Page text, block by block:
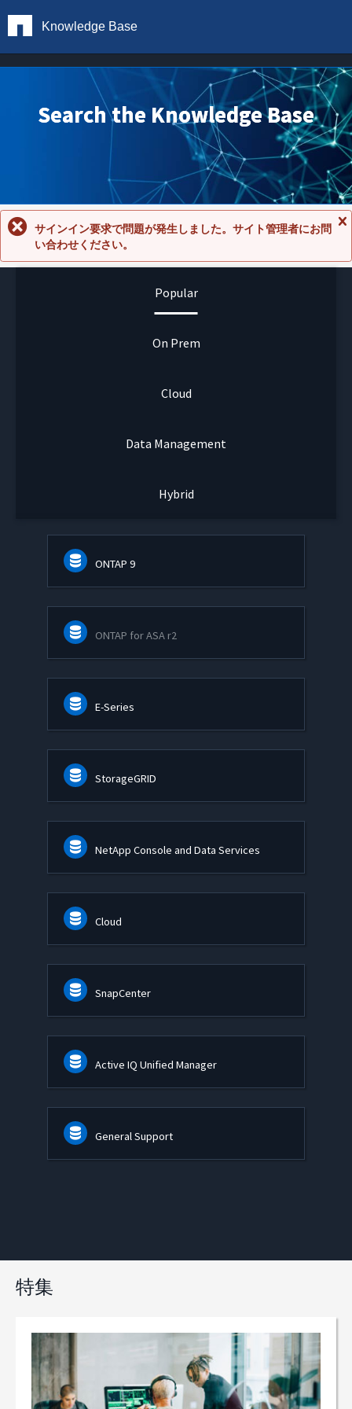
Knowledge Base
Search the Knowledge Base
セ
サインイン要求で問題が発生しました。サイト管理者にお問
い合わせください。
Popular
On Prem
Cloud
Data Management
Hybrid
ONTAP 9
ONTAP for ASA r2
E-Series
StorageGRID
NetApp Console and Data Services
Cloud
SnapCenter
Active IQ Unified Manager
General Support
特集